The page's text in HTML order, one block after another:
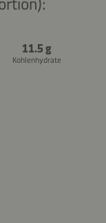
11.5 g
Kohlenhydrate